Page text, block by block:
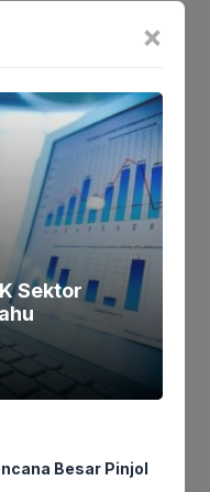
Dinas Masih
0604
×
Sektor
Besar Pinjol